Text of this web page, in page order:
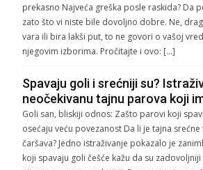
prekasno Najveća greška posle raskida? Da
zato što vi niste bile dovoljno dobre. Ne,
vara ili bira lakši put, to ne govori o vašoj
njegovim izborima. Pročitajte i ovo: […]
Spavaju goli i srećniji su?
neočekivanu tajnu parova koji
Goli san, bliskiji odnos: Zašto parovi koji
osećaju veću povezanost Da li je tajna
čaršava? Jedno istraživanje pokazalo je
koji spavaju goli češće kažu da su